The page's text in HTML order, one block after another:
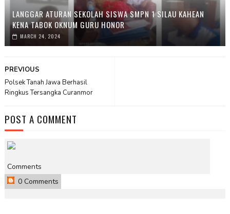
LANGGAR ATURAN SEKOLAH SISWA SMPN 1 SILAU KAHEAN
KENA TABOK OKNUM GURU HONOR
MARCH 24, 2024
PREVIOUS
Polsek Tanah Jawa Berhasil
Ringkus Tersangka Curanmor
POST A COMMENT
Comments
0 Comments